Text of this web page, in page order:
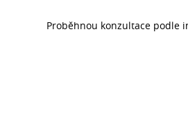
Proběhnou konzultace podle